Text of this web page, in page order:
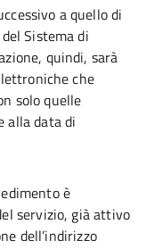
a quello di
Sistema di
quindi, sarà
che
solo quelle
alla data di
è
servizio, già attivo
dell’indirizzo